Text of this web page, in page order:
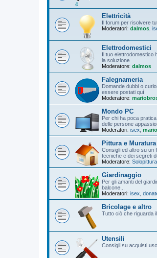
Elettricità
Il forum per risolvere
Moderatori: dalmos
Elettrodomestici
Il tuo elettrodomestico
la soluzione
Moderatore: dalmos
Falegnameria
Domande dubbi o
essere postati quì
Moderatore:
Mondo PC
Per chi ha poca
delle persone
Moderatori: isex
Pittura e Muratura
Consigli ed altro su un
tecniche e dei segreti
Moderatore: Solopittura
Giardinaggio
Per gli amanti del
balcone...
Moderatori: isex
Bricolage e altro
Tutto ciò che riguarda
Utensili
Consigli su acquisti